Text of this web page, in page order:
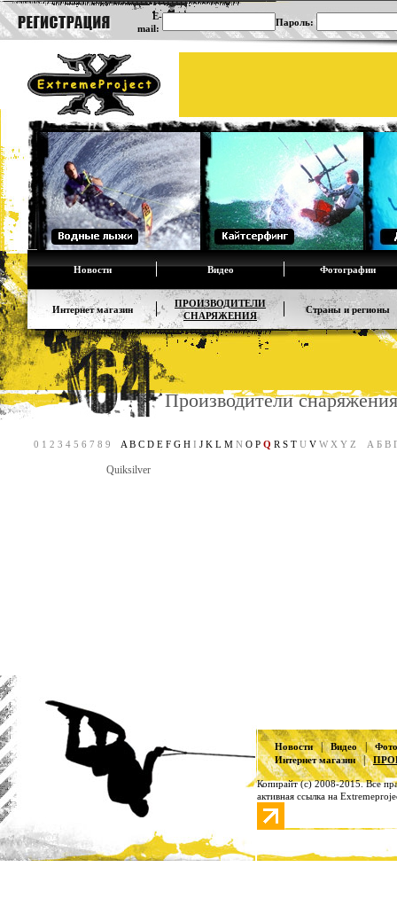
E-
mail:
Пароль:
Новости Видео Фотографии
Интернет магазин
ПРОИЗВОДИТЕЛИ
СНАРЯЖЕНИЯ
Страны и регионы
Производители снаряжения
0 1 2 3 4 5 6 7 8 9 A B C D E F G H I J K L M N O P Q R S T U V W X Y Z А Б В
Quiksilver
Новости|Видео|
Интернет магазин|
Копирайт (с) 2008-2015. Все
активная ссылка на